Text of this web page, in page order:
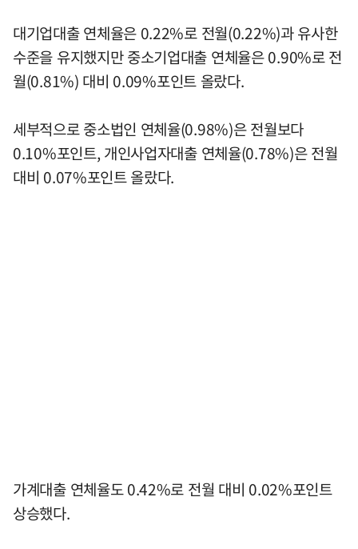
대기업대출 연체율은 0.22%로 전월(0.22%)과 유사한
수준을 유지했지만 중소기업대출 연체율은 0.90%로 전
월(0.81%) 대비 0.09%포인트 올랐다.
세부적으로 중소법인 연체율(0.98%)은 전월보다
0.10%포인트, 개인사업자대출 연체율(0.78%)은 전월
대비 0.07%포인트 올랐다.
가계대출 연체율도 0.42%로 전월 대비 0.02%포인트
상승했다.